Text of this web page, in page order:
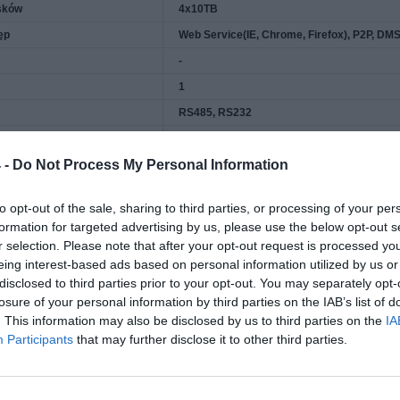
- Do Not Process My Personal Information
opt-out of the sale, sharing to third parties, or processing of your
for targeted advertising by us, please use the below opt-out
selection. Please note that after your opt-out request is processed
interest-based ads based on personal information utilized by us
to third parties prior to your opt-out. You may separately
of your personal information by third parties on the IAB’s list of
This information may also be disclosed by us to third parties on the
Participants that may further disclose it to other third parties.
4x10TB
Web Service(IE, Chrome, Firefox), P2P,
-
1
RS485, RS232
16 wejść oraz 6 wyjść
Przekroczenie linii
Intruz
Liczenie ludzi
Mapy ciepła
Ochrona perymetryczna
12 kanałów, 10 zasad IVS na każdy kanał
Klasyfikacja obiektów: rozpoznawanie
Zaawansowane wyszukiwanie: osoba/
4 kanały(rejestrator)/16 kanałów przy
Maksymalnie 16 zdjęć twarzy na